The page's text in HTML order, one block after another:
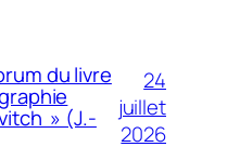
du livre
» (J.-
24
juillet
2026